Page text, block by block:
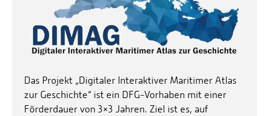
Das Projekt „Digitaler Interaktiver Maritimer Atlas
zur Geschichte“ ist ein DFG-Vorhaben mit einer
Förderdauer von 3×3 Jahren. Ziel ist es, auf